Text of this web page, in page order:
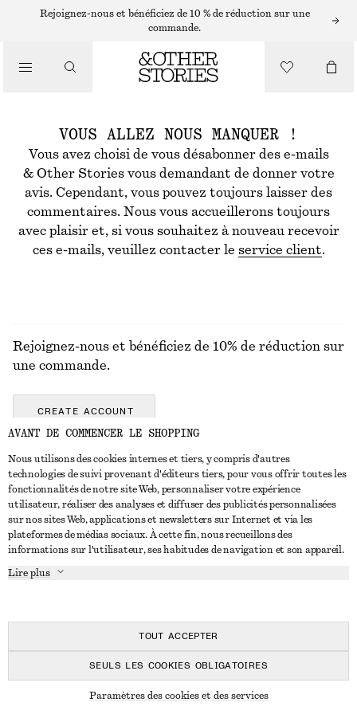
Rejoignez-nous et bénéficiez de 10 % de réduction sur une
commande.
VOUS ALLEZ NOUS MANQUER !
Vous avez choisi de vous désabonner des e-mails
& Other Stories vous demandant de donner votre
avis. Cependant, vous pouvez toujours laisser des
commentaires. Nous vous accueillerons toujours
avec plaisir et, si vous souhaitez à nouveau recevoir
ces e-mails, veuillez contacter le service client.
NOUS CONTACTER
Nous contacter
Trouver un magasin
Instagram
Pinterest
SERVICE CLIENT
Paiement
Livraison
FAQ
Réduction étudiant
Règlement extrajudiciaire des litiges
À PROPOS
Rejoignez-nous et bénéficiez de 10% de réduction sur
une commande.
CREATE ACCOUNT
© 2026 & OTHER STORIES
AVANT DE COMMENCER LE SHOPPING
Nous utilisons des cookies internes et tiers, y compris d'autres
technologies de suivi provenant d'éditeurs tiers, pour vous offrir toutes les
fonctionnalités de notre site Web, personnaliser votre expérience
utilisateur, réaliser des analyses et diffuser des publicités personnalisées
sur nos sites Web, applications et newsletters sur Internet et via les
plateformes de médias sociaux. À cette fin, nous recueillons des
informations sur l'utilisateur, ses habitudes de navigation et son appareil.
Lire plus
TOUT ACCEPTER
SEULS LES COOKIES OBLIGATOIRES
Paramètres des cookies et des services